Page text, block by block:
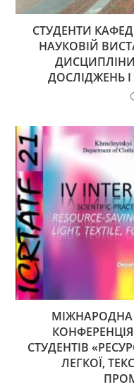
СТУДЕНТИ
НАУКОВІЙ
ДОСЛІДЖЕНЬ І
СТУДЕНТІВ
ЛЕГКОЇ,